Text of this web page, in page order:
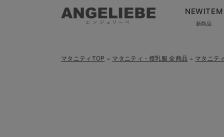
NEWITEM
新商品
マタニティTOP ＞ マタニティ・授乳服 全商品 ＞ マタニテ